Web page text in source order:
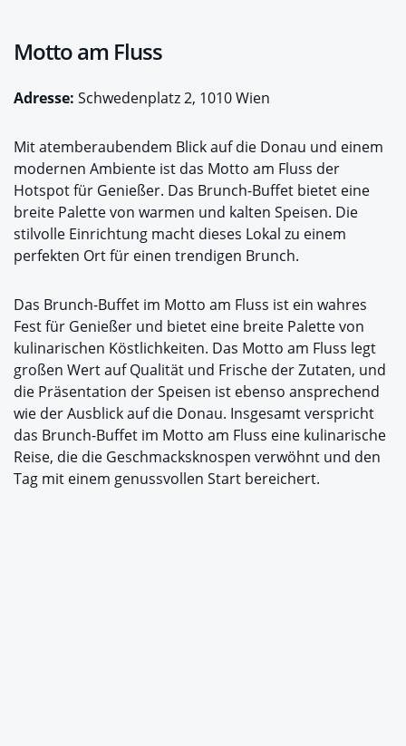
Motto am Fluss
Adresse: Schwedenplatz 2, 1010 Wien
Mit atemberaubendem Blick auf die Donau und einem
modernen Ambiente ist das Motto am Fluss der
Hotspot für Genießer. Das Brunch-Buffet bietet eine
breite Palette von warmen und kalten Speisen. Die
stilvolle Einrichtung macht dieses Lokal zu einem
perfekten Ort für einen trendigen Brunch.
Das Brunch-Buffet im Motto am Fluss ist ein wahres
Fest für Genießer und bietet eine breite Palette von
kulinarischen Köstlichkeiten. Das Motto am Fluss legt
großen Wert auf Qualität und Frische der Zutaten, und
die Präsentation der Speisen ist ebenso ansprechend
wie der Ausblick auf die Donau. Insgesamt verspricht
das Brunch-Buffet im Motto am Fluss eine kulinarische
Reise, die die Geschmacksknospen verwöhnt und den
Tag mit einem genussvollen Start bereichert.